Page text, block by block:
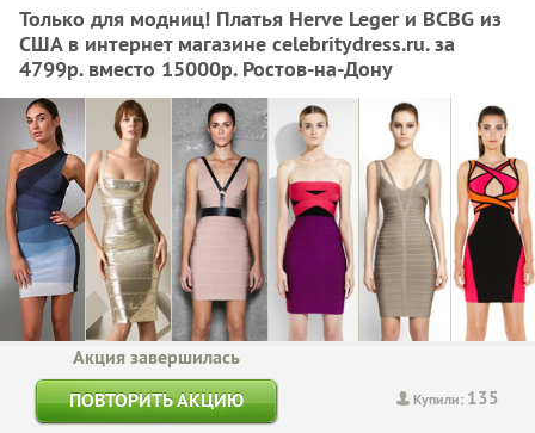
Только для модниц! Платья Herve Leger и BCBG из
США в интернет магазине celebritydress.ru. за
4799р. вместо 15000р. Ростов-на-Дону
Купили: 135
Акция завершилась
ПОВТОРИТЬ АКЦИЮ